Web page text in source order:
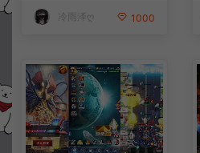
冷雨泽ღ 1000